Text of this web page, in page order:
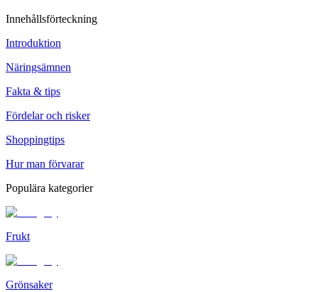
Innehållsförteckning
Introduktion
Näringsämnen
Fakta & tips
Fördelar och risker
Shoppingtips
Hur man förvarar
Populära kategorier
Frukt
Grönsaker